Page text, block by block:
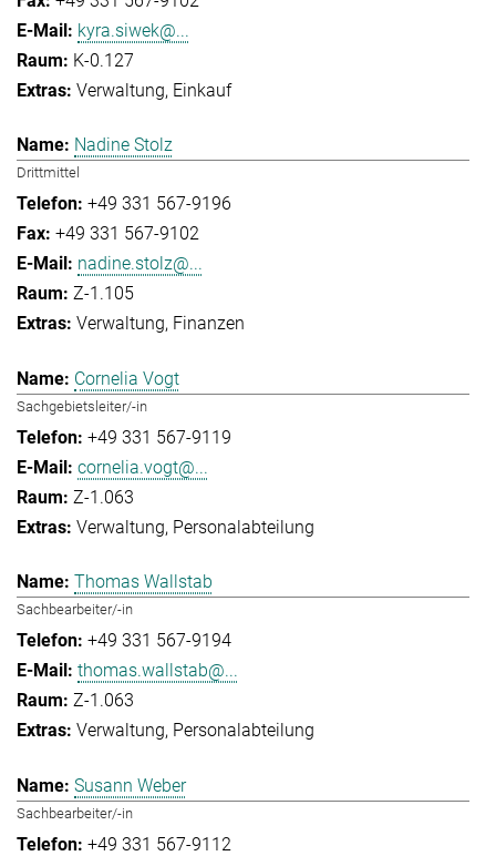
kyra.siwek@...
K-0.127
Verwaltung Einkauf
Nadine Stolz
Drittmittel
+49 331 567-9196
+49 331 567-9102
nadine.stolz@...
Z-1.105
Verwaltung Finanzen
Cornelia Vogt
Sachgebietsleiter/-in
+49 331 567-9119
cornelia.vogt@...
Z-1.063
Verwaltung Personalabteilung
Thomas Wallstab
Sachbearbeiter/-in
+49 331 567-9194
thomas.wallstab@...
Z-1.063
Verwaltung Personalabteilung
Susann Weber
Sachbearbeiter/-in
+49 331 567-9112